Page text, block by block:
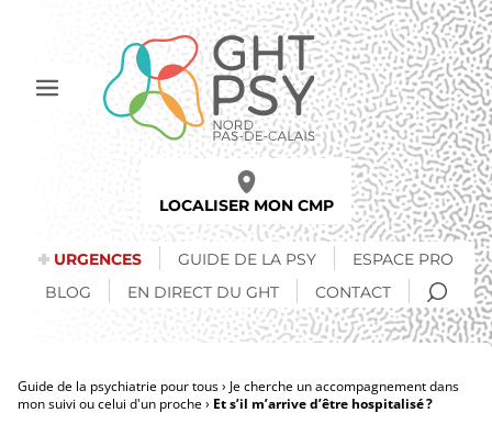
principal
Afficher
LOCALISER MON CMP
URGENCES GUIDE DE LA PSY
ESPACE PRO
BLOG
EN DIRECT DU GHT CONTACT
Fil
Guide de la psychiatrie pour tous
Je cherche un accompagnement dans
mon suivi ou celui d'un proche
Et s’il m’arrive d’être hospitalisé ?